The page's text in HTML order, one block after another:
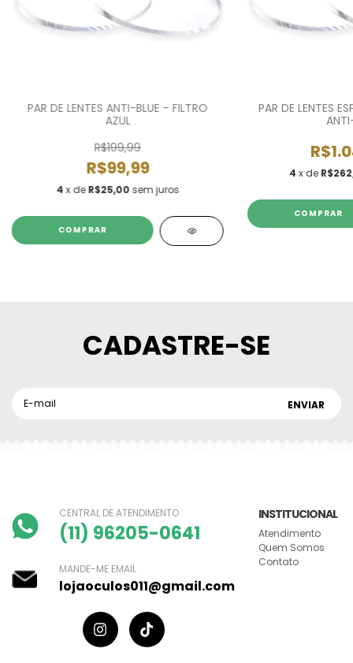
PAR DE LENTES ANTI-BLUE - FILTRO
AZUL
R$199,99
R$99,99
4x deR$25,00 sem juros
PAR DE LENTES
4 x de
CADASTRE-SE
CENTRAL DE ATENDIMENTO
(11) 96205-0641
MANDE-ME EMAIL
lojaoculos011@gmail.com
INSTITUCIONAL
Atendimento
Quem Somos
Contato